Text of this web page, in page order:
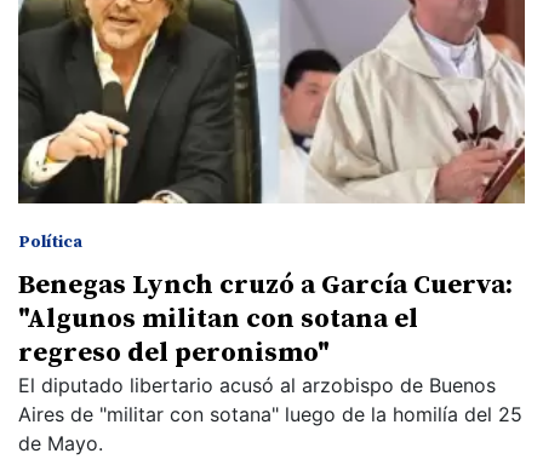
Política
Benegas Lynch cruzó a García Cuerva:
"Algunos militan con sotana el
regreso del peronismo"
El diputado libertario acusó al arzobispo de Buenos
Aires de "militar con sotana" luego de la homilía del 25
de Mayo.